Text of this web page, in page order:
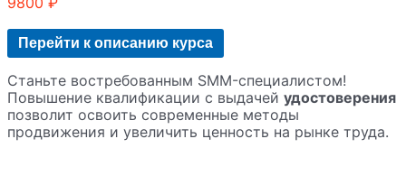
Перейти к описанию курса
Станьте востребованным SMM-специалистом!
Повышение квалификации с выдачей удостоверения
позволит освоить современные методы
продвижения и увеличить ценность на рынке труда.